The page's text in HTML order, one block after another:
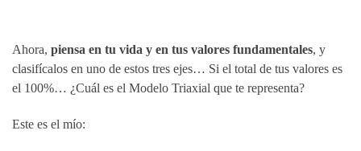
Ahora, piensa en tu vida y en tus valores fundamentales, y
clasifícalos en uno de estos tres ejes… Si el total de tus valores es
el 100%… ¿Cuál es el Modelo Triaxial que te representa?
Este es el mío: